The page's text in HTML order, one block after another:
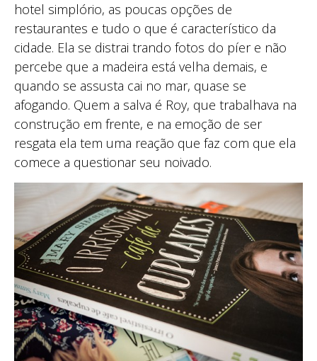
hotel simplório, as poucas opções de
restaurantes e tudo o que é característico da
cidade. Ela se distrai trando fotos do píer e não
percebe que a madeira está velha demais, e
quando se assusta cai no mar, quase se
afogando. Quem a salva é Roy, que trabalhava na
construção em frente, e na emoção de ser
resgata ela tem uma reação que faz com que ela
comece a questionar seu noivado.